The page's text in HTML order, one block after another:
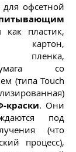
офсетной
пластик,
картон,
пленка,
со
(типа Touch
краски. Они
под
(что
процесс),